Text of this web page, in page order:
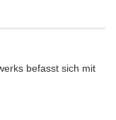
befasst sich mit